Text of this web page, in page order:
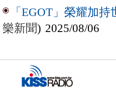
「EGOT」榮耀加
樂新聞) 2025/08/06